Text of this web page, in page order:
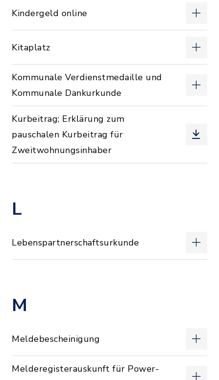
Kindergeld online
Kitaplatz
Kommunale Verdienstmedaille und
Kommunale Dankurkunde
Kurbeitrag; Erklärung zum
pauschalen Kurbeitrag für
Zweitwohnungsinhaber
L
Lebenspartnerschaftsurkunde
M
Meldebescheinigung
Melderegisterauskunft für Power-